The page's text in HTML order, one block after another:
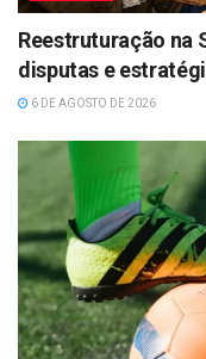
Reestruturação na
disputas e
6 DE AGOSTO DE 2026